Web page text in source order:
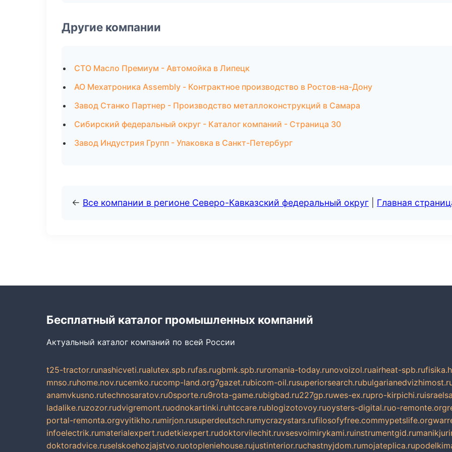
Другие компании
СТО Масло Премиум - Автомойка в Липецк
АО Мехатроника Assembly - Контрактное производство в Ростов-на-Дону
Завод Станко Партнер - Производство металлоконструкций в Самара
Сибирский федеральный округ - Каталог компаний - Страница 30
Завод Индустрия Групп - Упаковка в Санкт-Петербург
← Все компании в регионе Северо-Кавказский федеральный округ Главная
Бесплатный каталог промышленных компаний
Актуальный каталог компаний по всей России
t25-tractor.runashicveti.rualutex.spb.rufas.rugbmk.spb.ruromania-today.runovoizol.ruairheat-spb.ru
mnso.ruhome.nov.rucemko.rucomp-land.org7gazet.rubicom-oil.rusuperiorsearch.ru
anamvkusno.rutechnosaratov.ru0sporte.ru9rota-game.rubigbad.ru227gp.ruwes-ex.rupro-kirpichi.ru
ladalike.ruzozor.rudvigremont.ruodnokartinki.ruhtccare.rublogizotovoy.ruoysters-digital.ruo-remonte.org
portal-remonta.orgvyitikho.rumirjon.rusuperdeutsch.rumycrazystars.rufilosofyfree.commypetslife.org
infoelectrik.rumaterialexpert.rudetkiexpert.rudoktorvilechit.ruvsesvoimirykami.ruinstrumentgid.ru
doktoradvice.ruselskoehozjajstvo.ruotopleniehouse.rujustinterior.ruchastnyjdom.rumojateplica.ru